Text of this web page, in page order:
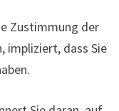
Zustimmung der
impliziert, dass Sie